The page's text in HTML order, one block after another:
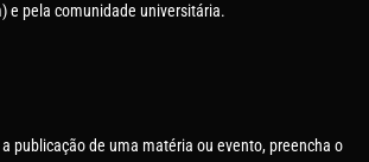
e pela comunidade universitária.
publicação de uma matéria ou evento, preencha o